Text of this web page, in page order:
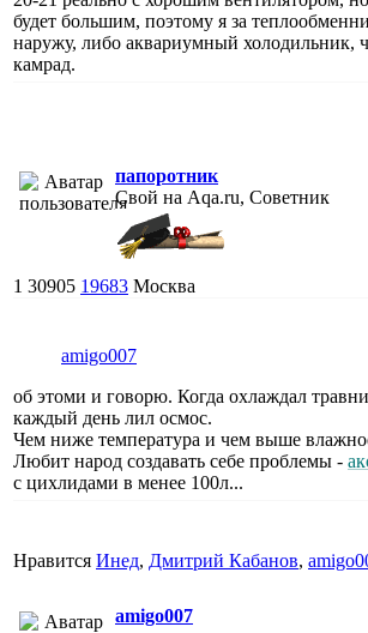
будет большим, поэтому я за
наружу, либо аквариумный холодильник,
камрад.
папоротник
Свой на Aqa.ru, Советник
1 30905 19683 Москва
amigo007
об этоми и говорю. Когда охлаждал
каждый день лил осмос.
Чем ниже температура и чем выше
Любит народ создавать себе проблемы -
с цихлидами в менее 100л...
Нравится Инед, Дмитрий Кабанов,
amigo007